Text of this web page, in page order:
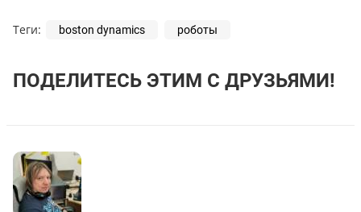
Теги: boston dynamics роботы
ПОДЕЛИТЕСЬ ЭТИМ С ДРУЗЬЯМИ!